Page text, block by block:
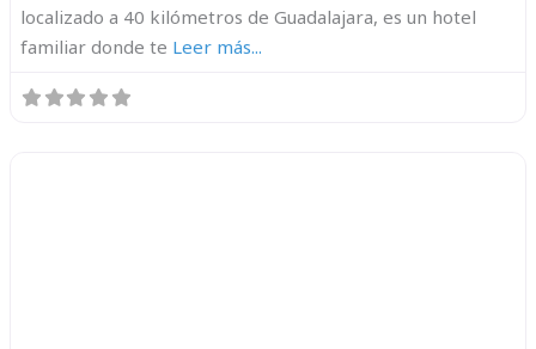
localizado a 40 kilómetros de Guadalajara, es un hotel
familiar donde te Leer más...